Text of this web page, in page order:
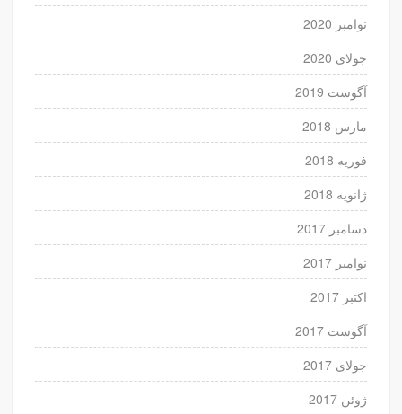
نوامبر 2020
جولای 2020
آگوست 2019
مارس 2018
فوریه 2018
ژانویه 2018
دسامبر 2017
نوامبر 2017
اکتبر 2017
آگوست 2017
جولای 2017
ژوئن 2017